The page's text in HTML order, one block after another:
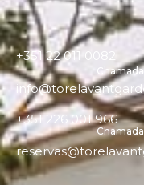
+351 22 011 0082
+351 226 001 966